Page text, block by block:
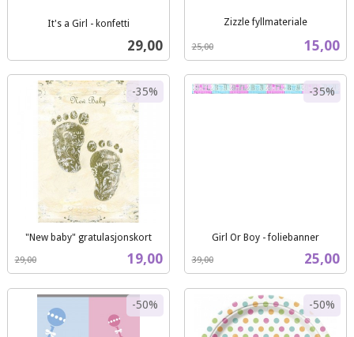
It's a Girl - konfetti
Pris
29,00
Zizzle fyllmateriale
Tilbud
15,00
25,00
mva.
"New baby" gratulasjonskort
Tilbud
19,00
29,00
-35%
mva.
Girl Or Boy - foliebanner
Tilbud
25,00
39,00
-35%
mva.
-50% -50%